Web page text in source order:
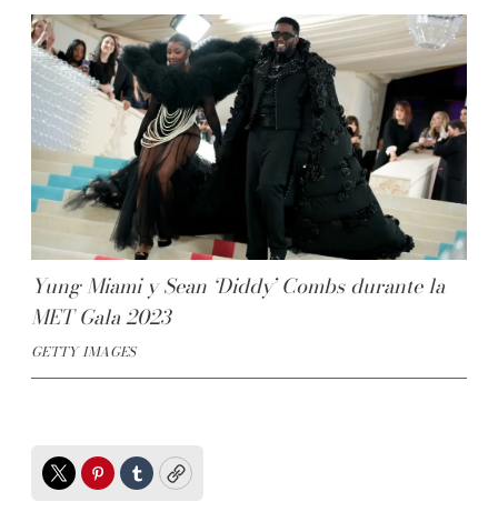
Yung Miami y Sean ‘Diddy’ Combs durante la
MET Gala 2023
GETTY IMAGES
TwitterPinterest
TumblrCopy